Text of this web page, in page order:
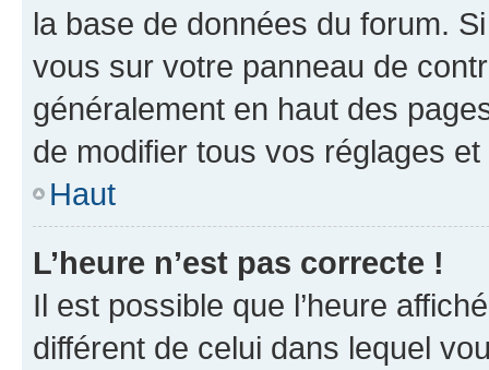
la base de données du forum.
vous sur votre panneau de
généralement en haut des
de modifier tous vos réglages
Haut
L’heure n’est pas correcte !
Il est possible que l’heure
différent de celui dans lequel